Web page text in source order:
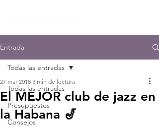
Entrada
Todas las entradas
Presupuestos
Consejos
Todas las entradas
El MEJOR club de jazz en
la Habana 🎷
27 mar 2018 3 min de lectura